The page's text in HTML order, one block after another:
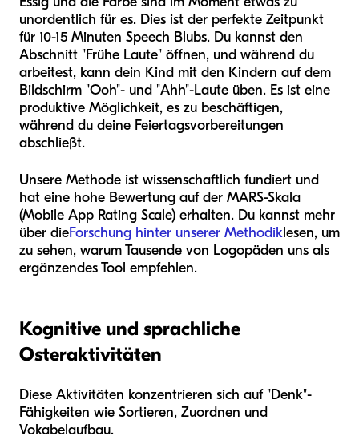
unordentlich für es. Dies ist der perfekte Zeitpunkt
für 10-15 Minuten Speech Blubs. Du kannst den
Abschnitt "Frühe Laute" öffnen, und während du
arbeitest, kann dein Kind mit den Kindern auf dem
Bildschirm "Ooh"- und "Ahh"-Laute üben. Es ist eine
produktive Möglichkeit, es zu beschäftigen,
während du deine Feiertagsvorbereitungen
abschließt.
Unsere Methode ist wissenschaftlich fundiert und
hat eine hohe Bewertung auf der MARS-Skala
(Mobile App Rating Scale) erhalten. Du kannst mehr
über dieForschung hinter unserer Methodiklesen, um
zu sehen, warum Tausende von Logopäden uns als
ergänzendes Tool empfehlen.
Kognitive und sprachliche
Osteraktivitäten
Diese Aktivitäten konzentrieren sich auf "Denk"-
Fähigkeiten wie Sortieren, Zuordnen und
Vokabelaufbau.